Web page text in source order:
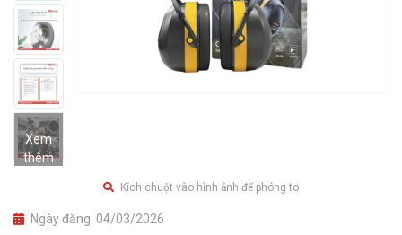
Xem
thêm
Kích chuột vào hình ảnh để phóng to
Ngày đăng: 04/03/2026